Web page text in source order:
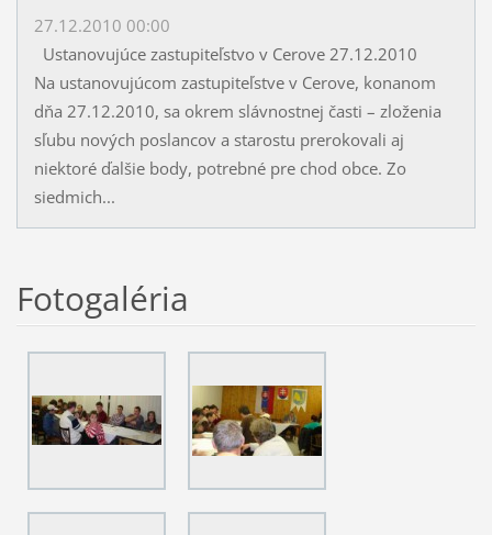
27.12.2010 00:00
Ustanovujúce zastupiteľstvo v Cerove 27.12.2010
Na ustanovujúcom zastupiteľstve v Cerove, konanom
dňa 27.12.2010, sa okrem slávnostnej časti – zloženia
sľubu nových poslancov a starostu prerokovali aj
niektoré ďalšie body, potrebné pre chod obce. Zo
siedmich...
Fotogaléria